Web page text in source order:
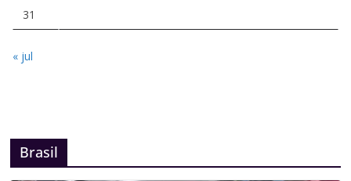
31
« jul
Brasil